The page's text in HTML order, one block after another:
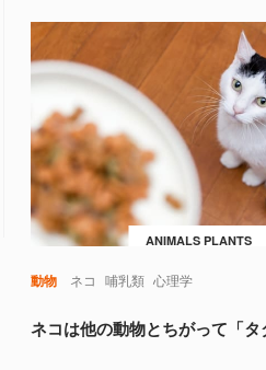
ANIMALS PLANTS
動物 ネコ 哺乳類 心理学
ネコは他の動物とちがって「